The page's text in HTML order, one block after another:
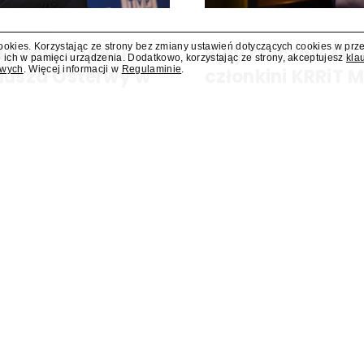
poniedziałku
Osterwy w
Były rzecznik
Korzystając ze strony bez zmiany ustawień dotyczących cookies w
w pamięci urządzenia. Dodatkowo, korzystając ze strony, akceptujesz
. Więcej informacji w Regulaminie.